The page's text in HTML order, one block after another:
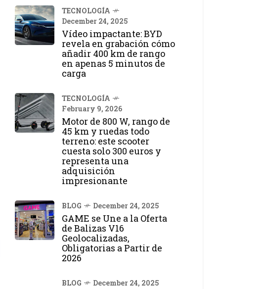
TECNOLOGÍA
December 24, 2025
Vídeo impactante: BYD
revela en grabación cómo
añadir 400 km de rango
en apenas 5 minutos de
carga
TECNOLOGÍA
February 9, 2026
Motor de 800 W, rango de
45 km y ruedas todo
terreno: este scooter
cuesta solo 300 euros y
representa una
adquisición
impresionante
BLOG December 24, 2025
GAME se Une a la Oferta
de Balizas V16
Geolocalizadas,
Obligatorias a Partir de
2026
BLOG December 24, 2025